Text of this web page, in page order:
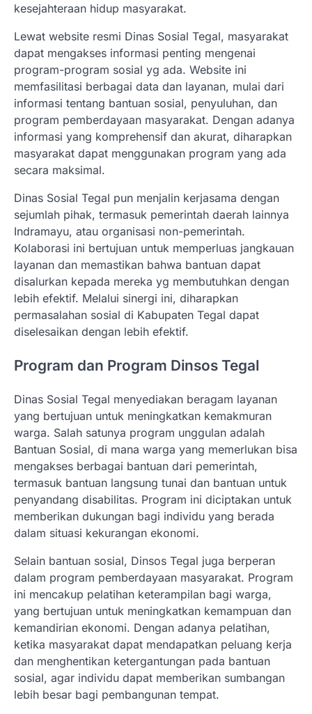
kesejahteraan hidup masyarakat.
Lewat website resmi Dinas Sosial Tegal, masyarakat
dapat mengakses informasi penting mengenai
program-program sosial yg ada. Website ini
memfasilitasi berbagai data dan layanan, mulai dari
informasi tentang bantuan sosial, penyuluhan, dan
program pemberdayaan masyarakat. Dengan adanya
informasi yang komprehensif dan akurat, diharapkan
masyarakat dapat menggunakan program yang ada
secara maksimal.
Dinas Sosial Tegal pun menjalin kerjasama dengan
sejumlah pihak, termasuk pemerintah daerah lainnya
Indramayu, atau organisasi non-pemerintah.
Kolaborasi ini bertujuan untuk memperluas jangkauan
layanan dan memastikan bahwa bantuan dapat
disalurkan kepada mereka yg membutuhkan dengan
lebih efektif. Melalui sinergi ini, diharapkan
permasalahan sosial di Kabupaten Tegal dapat
diselesaikan dengan lebih efektif.
Program dan Program Dinsos Tegal
Dinas Sosial Tegal menyediakan beragam layanan
yang bertujuan untuk meningkatkan kemakmuran
warga. Salah satunya program unggulan adalah
Bantuan Sosial, di mana warga yang memerlukan bisa
mengakses berbagai bantuan dari pemerintah,
termasuk bantuan langsung tunai dan bantuan untuk
penyandang disabilitas. Program ini diciptakan untuk
memberikan dukungan bagi individu yang berada
dalam situasi kekurangan ekonomi.
Selain bantuan sosial, Dinsos Tegal juga berperan
dalam program pemberdayaan masyarakat. Program
ini mencakup pelatihan keterampilan bagi warga,
yang bertujuan untuk meningkatkan kemampuan dan
kemandirian ekonomi. Dengan adanya pelatihan,
ketika masyarakat dapat mendapatkan peluang kerja
dan menghentikan ketergantungan pada bantuan
sosial, agar individu dapat memberikan sumbangan
lebih besar bagi pembangunan tempat.